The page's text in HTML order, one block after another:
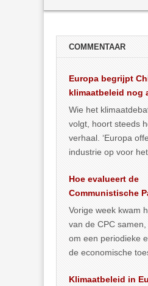
menu
COMMENTAAR
Europa begrijpt
klimaatbeleid nog
Wie het
volgt, hoort steeds
verhaal. ‘Europa
industrie op voor
vergroening… >>
Hoe evalueert de
Communistische
China de
toestand?
Vorige week kwam
van de CPC
om een periodieke
de economische
publiceerden… >>
Klimaatbeleid in